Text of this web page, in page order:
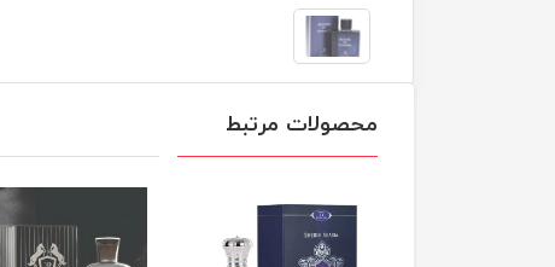
محصولات مرتبط